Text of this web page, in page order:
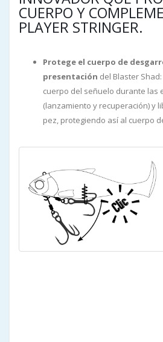
CUERPO Y
PLAYER STRINGER.
Protege el cuerpo de
presentación del Blaster
cuerpo del señuelo durante las
(lanzamiento y recuperación) y
pez, protegiendo así al cuerpo